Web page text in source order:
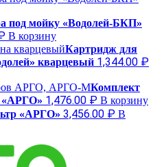
под мойку «Водолей-БКП»
В корзину
Картридж для
кварцевый 1,344.00 ₽
Комплект
«АРГО» 1,476.00 ₽ В корзину
«АРГО» 3,456.00 ₽ В